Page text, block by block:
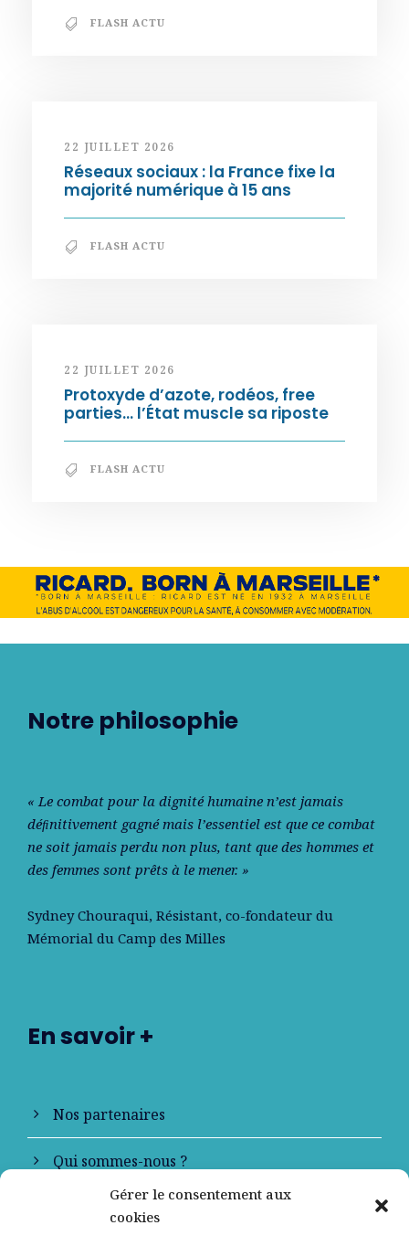
Gérer le consentement aux
cookies
FLASH ACTU
22 JUILLET 2026
Réseaux sociaux : la France fixe la
majorité numérique à 15 ans
FLASH ACTU
22 JUILLET 2026
Protoxyde d’azote, rodéos, free
parties… l’État muscle sa riposte
FLASH ACTU
Notre philosophie
« Le combat pour la dignité humaine n’est jamais
déﬁnitivement gagné mais l’essentiel est que ce combat
ne soit jamais perdu non plus, tant que des hommes et
des femmes sont prêts à le mener. »
Sydney Chouraqui, Résistant, co-fondateur du
Mémorial du Camp des Milles
En savoir +
Nos partenaires
Qui sommes-nous ?
Contactez-nous